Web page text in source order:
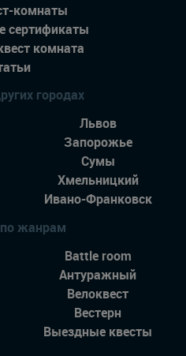
комнаты
сертификаты
комната
городах
Львов
Запорожье
Сумы
Хмельницкий
Ивано-Франковск
жанрам
Battle room
Антуражный
Велоквест
Вестерн
Выездные квесты